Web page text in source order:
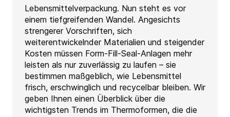
Lebensmittelverpackung. Nun steht es vor
einem tiefgreifenden Wandel. Angesichts
strengerer Vorschriften, sich
weiterentwickelnder Materialien und steigender
Kosten müssen Form-Fill-Seal-Anlagen mehr
leisten als nur zuverlässig zu laufen – sie
bestimmen maßgeblich, wie Lebensmittel
frisch, erschwinglich und recycelbar bleiben. Wir
geben Ihnen einen Überblick über die
wichtigsten Trends im Thermoformen, die die